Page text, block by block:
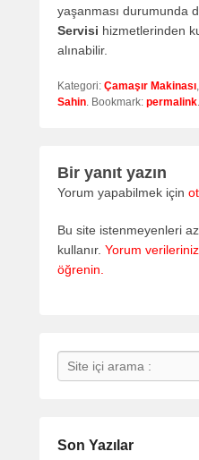
yaşanması durumunda
Servisi hizmetlerinden
alınabilir.
Kategori: Çamaşır Makinası,
Sahin. Bookmark: permalink.
Bir yanıt yazın
Yorum yapabilmek için
Bu site istenmeyenleri
kullanır. Yorum
öğrenin.
Search
Son Yazılar